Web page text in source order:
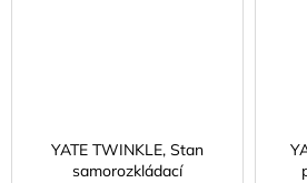
YATE TWINKLE, Stan
samorozkládací